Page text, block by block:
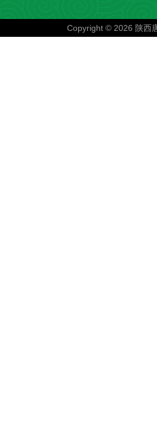
Copyright © 2026 陕西